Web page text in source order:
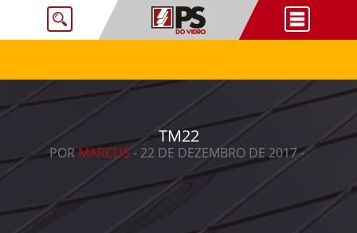
TM22
PORMARCUS- 22 DE DEZEMBRO DE 2017 -